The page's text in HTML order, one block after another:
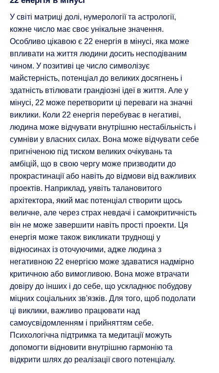
У світі матриці долі, нумерології та астрології,
кожне число має своє унікальне значення.
Особливо цікавою є 22 енергія в мінусі, яка може
впливати на життя людини досить несподіваним
чином. У позитиві це число символізує
майстерність, потенціал до великих досягнень і
здатність втілювати грандіозні ідеї в життя. Але у
мінусі, 22 може перетворити ці переваги на значні
виклики. Коли 22 енергія перебуває в негативі,
людина може відчувати внутрішню нестабільність і
сумніви у власних силах. Вона може відчувати себе
пригніченою під тиском великих очікувань та
амбіцій, що в свою чергу може призводити до
прокрастинації або навіть до відмови від важливих
проектів. Наприклад, уявіть талановитого
архітектора, який має потенціал створити щось
величне, але через страх невдачі і самокритичність
він не може завершити навіть прості проекти. Ця
енергія може також викликати труднощі у
відносинах із оточуючими, адже людина з
негативною 22 енергією може здаватися надмірно
критичною або вимогливою. Вона може втрачати
довіру до інших і до себе, що ускладнює побудову
міцних соціальних зв'язків. Для того, щоб подолати
ці виклики, важливо працювати над
самоусвідомленням і прийняттям себе.
Психологічна підтримка та медитації можуть
допомогти відновити внутрішню гармонію та
відкрити шлях до реалізації свого потенціалу.